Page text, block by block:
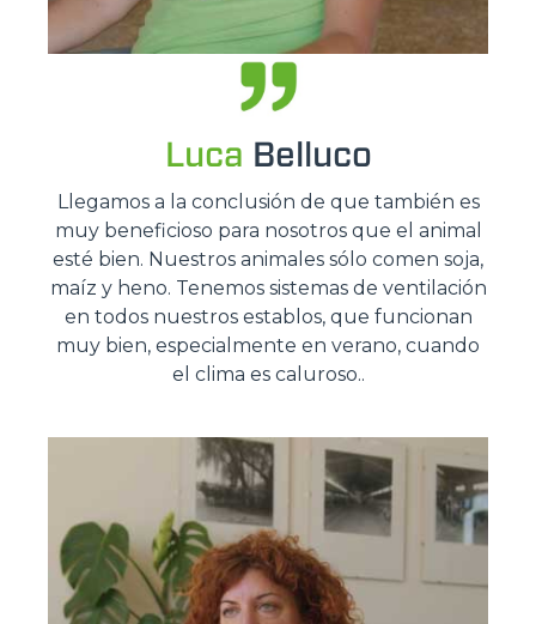
Luca Belluco
Llegamos a la conclusión de que también es
muy beneficioso para nosotros que el animal
esté bien. Nuestros animales sólo comen soja,
maíz y heno. Tenemos sistemas de ventilación
en todos nuestros establos, que funcionan
muy bien, especialmente en verano, cuando
el clima es caluroso..